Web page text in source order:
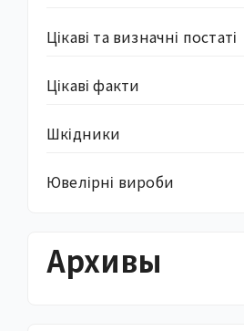
Цікаві та визначні постаті
Цікаві факти
Шкідники
Ювелірні вироби
Архивы